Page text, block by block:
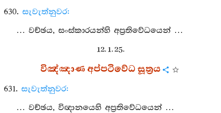
630. සැවැත්නුවර:
… වච්ඡය, සංස්කාරයන්හි අප්‍රතිවේධයෙන් …
12. 1. 25.
විඤ්ඤාණ අප්පටිවේධ සූත්‍රය
631. සැවැත්නුවර:
… වච්ඡය, විඥානයෙහි අප්‍රතිවේධයෙන් …